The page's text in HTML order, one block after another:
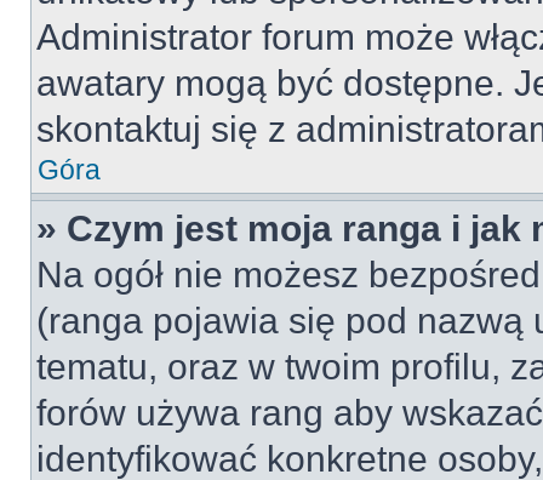
Administrator forum może
awatary mogą być dostępne.
skontaktuj się z
Góra
» Czym jest moja ranga i jak
Na ogół nie możesz
(ranga pojawia się pod
tematu, oraz w twoim profilu,
forów używa rang aby
identyfikować konkretne